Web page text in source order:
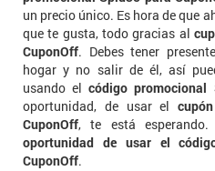
un precio único. Es hora de que
que te gusta, todo gracias al
CuponOff. Debes tener
hogar y no salir de él, así
usando elcódigo promocional
oportunidad, de usar el
CuponOff, te está esperando.
oportunidad de usar el
CuponOff.